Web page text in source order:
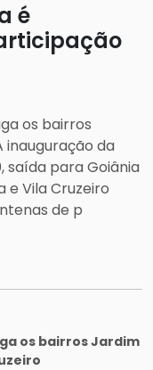
é
os bairros
inauguração da
saída para Goiânia
Vila Cruzeiro
de p
os bairros Jardim